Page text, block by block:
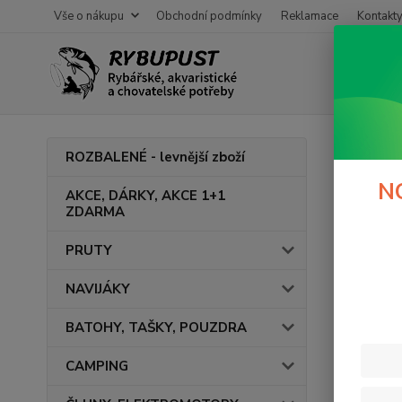
Vše o nákupu Obchodní podmínky Reklamace Kontakty
ROZBALENÉ - levnější zboží
AKCE, DÁRKY, AKCE 1+1
ZDARMA
PRUTY
NAVIJÁKY
BATOHY, TAŠKY, POUZDRA
CAMPING